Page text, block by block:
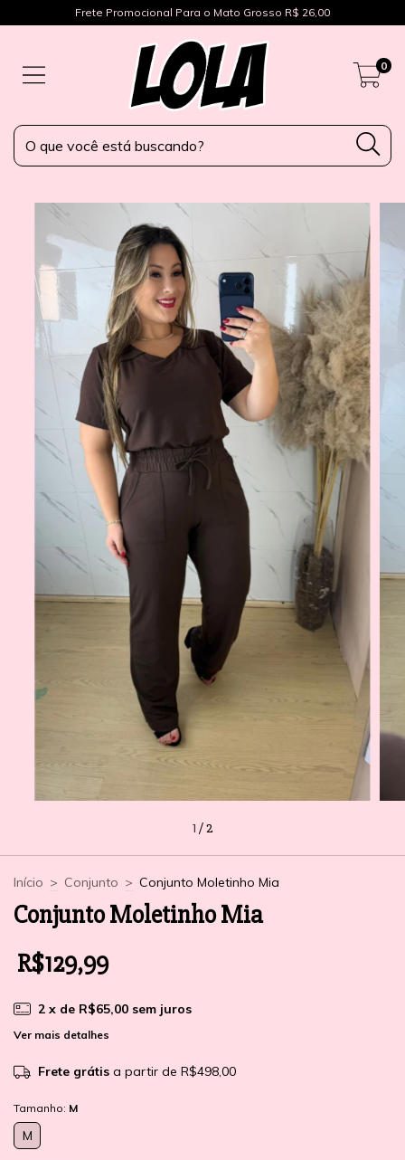
Frete Promocional Para o Mato Grosso R$ 26,00
0
1 /2
Início > Conjunto > Conjunto Moletinho Mia
Conjunto Moletinho Mia
R$129,99
2 x de R$65,00 sem juros
Ver mais detalhes
Frete grátis a partir de R$498,00
Tamanho: M
M